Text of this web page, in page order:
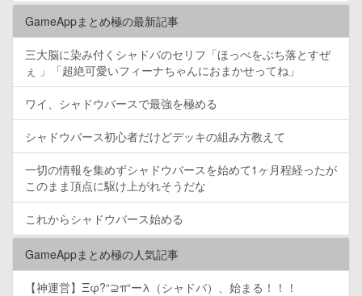
GameAppまとめ極の最新記事
三大脳に染み付くシャドバのセリフ「ほっぺをぶち落とすぜ
ぇ 」「超絶可愛いフィーナちゃんにおまかせってね」
ワイ、シャドウバースで最強を極める
シャドウバース初心者だけどデッキの組み方教えて
一切の情報を集めずシャドウバースを始めて1ヶ月程経ったが
このまま頂点に駆け上がれそうだな
これからシャドウバース始める
GameAppまとめ極の人気記事
【神運営】Ξφ?“⊇π“ーλ（シャドバ）、始まる！！！